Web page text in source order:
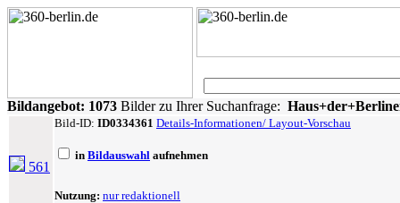
Bildangebot: 1073 Bilder zu Ihrer Suchanfrage:
561
Bild-ID: ID0334361 Details-Informationen/ Layout-Vorschau
in Bildauswahl aufnehmen
Nutzung: nur redaktionell